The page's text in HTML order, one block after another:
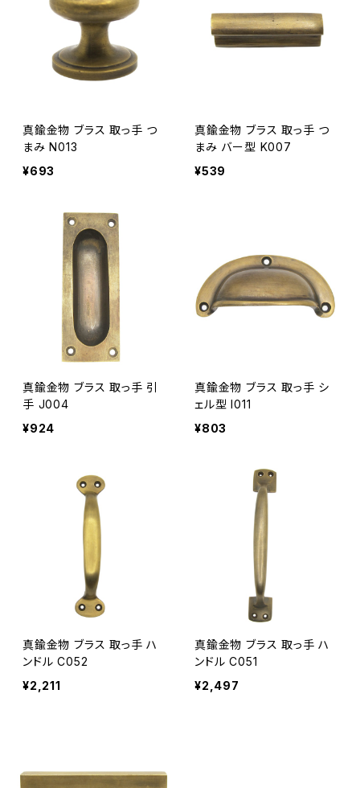
真鍮金物 ブラス 取っ手 つ
まみ N013
¥693
真鍮金物 ブラス 取っ手 つ
まみ バー型 K007
¥539
真鍮金物 ブラス 取っ手 引
手 J004
¥924
真鍮金物 ブラス 取っ手 シ
ェル型 I011
¥803
真鍮金物 ブラス 取っ手 ハ
ンドル C052
¥2,211
真鍮金物 ブラス 取っ手 ハ
ンドル C051
¥2,497